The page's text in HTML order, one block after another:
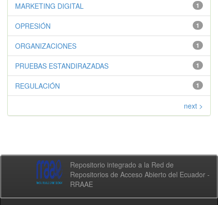
1
MARKETING DIGITAL
1
OPRESIÓN
1
ORGANIZACIONES
1
PRUEBAS ESTANDIRAZADAS
1
REGULACIÓN
next >
Repositorio integrado a la Red de
Repositorios de Acceso Abierto del Ecuador -
RRAAE